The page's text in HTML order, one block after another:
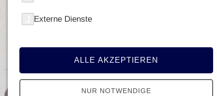
Externe Dienste
ALLE AKZEPTIEREN
NUR NOTWENDIGE